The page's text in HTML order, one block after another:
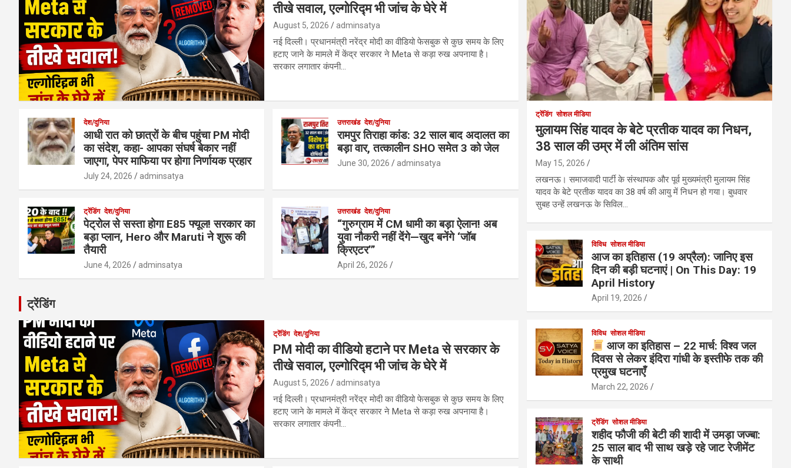
तीखे सवाल, एल्गोरिद्म भी जांच के घेरे में
August 5, 2026 adminsatya
नई दिल्ली। प्रधानमंत्री नरेंद्र मोदी का वीडियो फेसबुक से कुछ समय के लिए
हटाए जाने के मामले में केंद्र सरकार ने Meta से कड़ा रुख अपनाया है।
सरकार लगातार कंपनी…
देश/दुनिया
आधी रात को छात्रों के बीच पहुंचा PM मोदी
का संदेश, कहा- आपका संघर्ष बेकार नहीं
जाएगा, पेपर माफिया पर होगा निर्णायक प्रहार
July 24, 2026 adminsatya
उत्तराखंड देश/दुनिया
रामपुर तिराहा कांड: 32 साल बाद अदालत का
बड़ा वार, तत्कालीन SHO समेत 3 को जेल
June 30, 2026 adminsatya
ट्रेंडिंग देश/दुनिया
पेट्रोल से सस्ता होगा E85 फ्यूल! सरकार का
बड़ा प्लान, Hero और Maruti ने शुरू की
तैयारी
June 4, 2026 adminsatya
उत्तराखंड देश/दुनिया
“गुरुग्राम में CM धामी का बड़ा ऐलान! अब
युवा नौकरी नहीं देंगे—खुद बनेंगे ‘जॉब
क्रिएटर’”
April 26, 2026
ट्रेंडिंग
ट्रेंडिंग देश/दुनिया
PM मोदी का वीडियो हटाने पर Meta से सरकार के
तीखे सवाल, एल्गोरिद्म भी जांच के घेरे में
August 5, 2026 adminsatya
नई दिल्ली। प्रधानमंत्री नरेंद्र मोदी का वीडियो फेसबुक से कुछ समय के लिए
हटाए जाने के मामले में केंद्र सरकार ने Meta से कड़ा रुख अपनाया है।
सरकार लगातार कंपनी…
ट्रेंडिंग सोशल मीडिया
मुलायम सिंह यादव के बेटे प्रतीक यादव का निधन,
38 साल की उम्र में ली अंतिम सांस
May 15, 2026
लखनऊ। समाजवादी पार्टी के संस्थापक और पूर्व मुख्यमंत्री मुलायम सिंह
यादव के बेटे प्रतीक यादव का 38 वर्ष की आयु में निधन हो गया। बुधवार
सुबह उन्हें लखनऊ के सिविल…
विविध सोशल मीडिया
आज का इतिहास (19 अप्रैल): जानिए इस
दिन की बड़ी घटनाएं | On This Day: 19
April History
April 19, 2026
विविध सोशल मीडिया
आज का इतिहास – 22 मार्च: विश्व जल
दिवस से लेकर इंदिरा गांधी के इस्तीफे तक की
प्रमुख घटनाएँ
March 22, 2026
ट्रेंडिंग सोशल मीडिया
शहीद फौजी की बेटी की शादी में उमड़ा जज्बा:
25 साल बाद भी साथ खड़े रहे जाट रेजीमेंट
के साथी